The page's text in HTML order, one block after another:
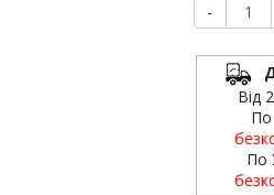
-
Від
По
По